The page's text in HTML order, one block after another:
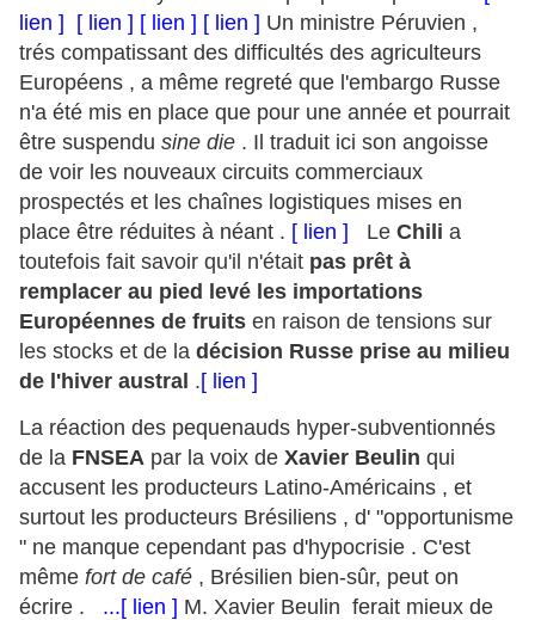
lien ]
[ lien ] [ lien ] [ lien ] Un ministre Péruvien ,
trés compatissant des difficultés des agriculteurs
Européens , a même regreté que l'embargo Russe
n'a été mis en place que pour une année et pourrait
être suspendu sine die . Il traduit ici son angoisse
de voir les nouveaux circuits commerciaux
prospectés et les chaînes logistiques mises en
place être réduites à néant . [ lien ] Le Chili a
toutefois fait savoir qu'il n'était pas prêt à
remplacer au pied levé les importations
Européennes de fruits en raison de tensions sur
les stocks et de la décision Russe prise au milieu
de l'hiver austral .[ lien ]
La réaction des pequenauds hyper-subventionnés
de la FNSEA par la voix de Xavier Beulin qui
accusent les producteurs Latino-Américains , et
surtout les producteurs Brésiliens , d' "opportunisme
" ne manque cependant pas d'hypocrisie . C'est
même fort de café , Brésilien bien-sûr, peut on
écrire .
...[ lien ] M. Xavier Beulin ferait mieux de